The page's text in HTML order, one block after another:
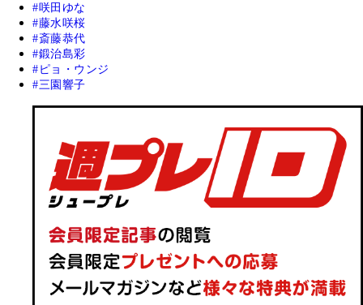
咲田ゆな
藤水咲桜
斎藤恭代
鍛治島彩
ピョ・ウンジ
三園響子